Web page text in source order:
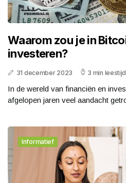
Waarom zou je in
investeren?
31 december 2023 3 min leestijd
In de wereld van financiën en
afgelopen jaren veel aandacht
Informatief